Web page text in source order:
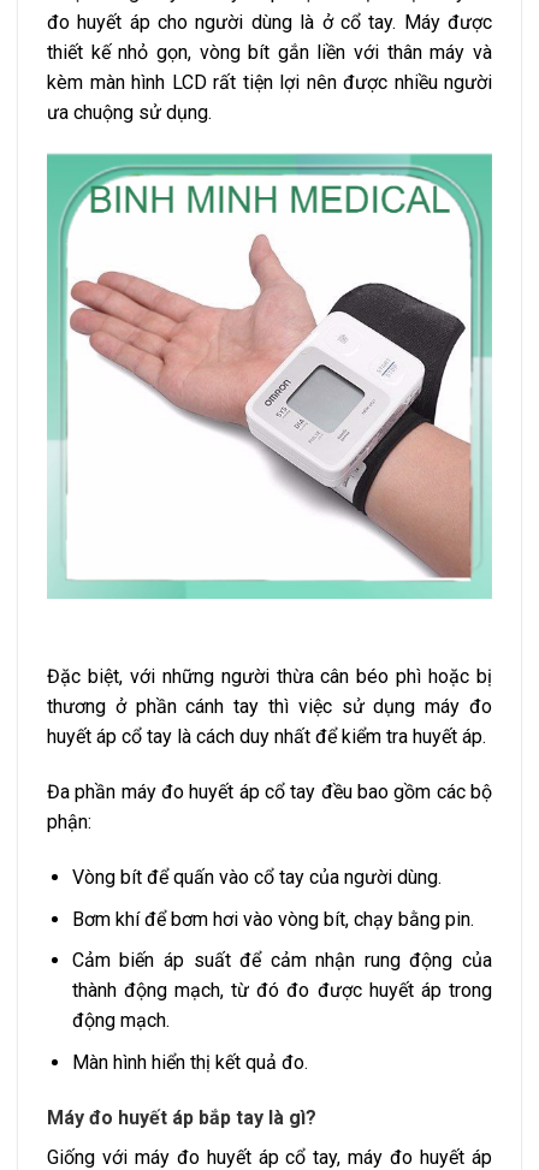
đo huyết áp cho người dùng là ở cổ tay. Máy được
thiết kế nhỏ gọn, vòng bít gắn liền với thân máy và
kèm màn hình LCD rất tiện lợi nên được nhiều người
ưa chuộng sử dụng.
Đặc biệt, với những người thừa cân béo phì hoặc bị
thương ở phần cánh tay thì việc sử dụng máy đo
huyết áp cổ tay là cách duy nhất để kiểm tra huyết áp.
Đa phần máy đo huyết áp cổ tay đều bao gồm các bộ
phận:
Vòng bít để quấn vào cổ tay của người dùng.
Bơm khí để bơm hơi vào vòng bít, chạy bằng pin.
Cảm biến áp suất để cảm nhận rung động của
thành động mạch, từ đó đo được huyết áp trong
động mạch.
Màn hình hiển thị kết quả đo.
Máy đo huyết áp bắp tay là gì?
Giống với máy đo huyết áp cổ tay, máy đo huyết áp